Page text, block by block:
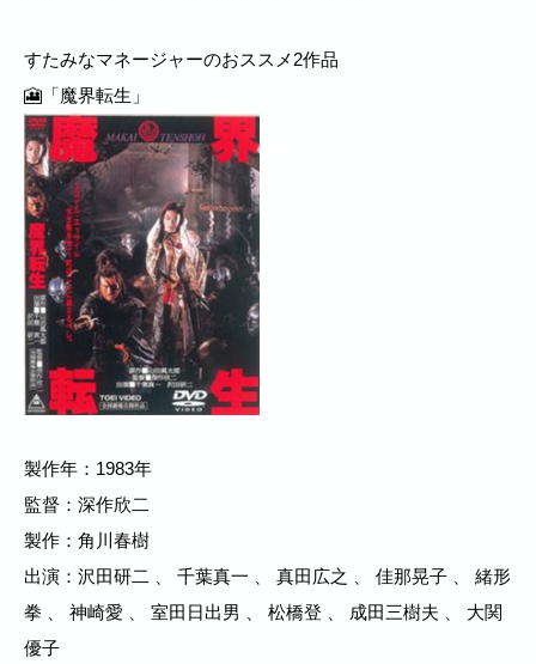
すたみなマネージャーのおススメ2作品
🎦「魔界転生」
製作年：1983年
監督：深作欣二
製作：角川春樹
出演：沢田研二 、 千葉真一 、 真田広之 、 佳那晃子 、 緒形
拳 、 神崎愛 、 室田日出男 、 松橋登 、 成田三樹夫 、 大関
優子